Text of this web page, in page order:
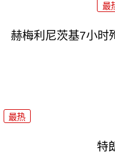
最
赫梅利尼茨基7小时
最热
特